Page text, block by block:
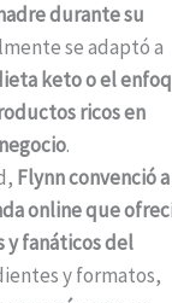
durante su
se adaptó a
keto o el
ricos en
.
Flynn convenció
online que
y fanáticos del
y formatos,